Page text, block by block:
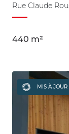
Rue Claude
440 m²
MIS À JOUR